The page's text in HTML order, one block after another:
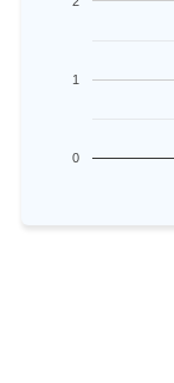
0
1